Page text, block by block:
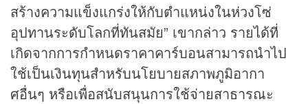
สร้างความแข็งแกร่งให้กับตำแหน่งในห่วงโซ่
อุปทานระดับโลกที่ทันสมัย” เขากล่าว รายได้ที่
เกิดจากการกำหนดราคาคาร์บอนสามารถนำไป
ใช้เป็นเงินทุนสำหรับนโยบายสภาพภูมิอากา
ศอื่นๆ หรือเพื่อสนับสนุนการใช้จ่ายสาธารณะ